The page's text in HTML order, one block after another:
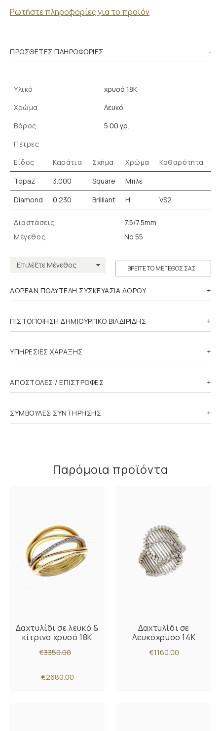
Ρωτήστε πληροφορίες για το προϊόν
ΠΡΌΣΘΕΤΕΣ ΠΛΗΡΟΦΟΡΊΕΣ
Υλικό
χρυσό 18K
Χρώμα
Λευκό
Βάρος
5.00 γρ.
Πέτρες
Είδος
Καράτια Σχήμα Χρώμα
Καθαρότητα
Topaz
3.000 Square
Μπλε
Diamond
0.230 Brilliant H VS2
Διαστάσεις
7.5/7.5mm
Μέγεθος
Νο 55
ΒΡΕΙΤΕ ΤΟ ΜΕΓΕΘΟΣ ΣΑΣ
ΔΩΡΕΑΝ ΠΟΛΥΤΕΛΗ ΣΥΣΚΕΥΑΣΙΑ ΔΩΡΟΥ
ΠΙΣΤΟΠΟΙΗΣΗ ΔΗΜΙΟΥΡΓΙΚΟ ΒΙΛΔΙΡΙΔΗΣ
ΥΠΗΡΕΣΙΕΣ ΧΑΡΑΞΗΣ
ΑΠΟΣΤΟΛΕΣ / ΕΠΙΣΤΡΟΦΕΣ
ΣΥΜΒΟΥΛΕΣ ΣΥΝΤΗΡΗΣΗΣ
Παρόμοια προϊόντα
Δαχτυλίδι σε λευκό &
κίτρινο χρυσό 18K
€3350.00
€2680.00
Δαχτυλίδι σε
Λευκόχρυσο 14K
€1160.00